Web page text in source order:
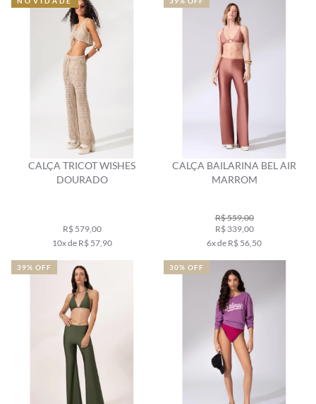
CALÇA TRICOT WISHES
DOURADO
R$ 579,00
10x de R$ 57,90
CALÇA BAILARINA BEL AIR
MARROM
R$ 559,00
R$ 339,00
6x de R$ 56,50
39% OFF 30% OFF